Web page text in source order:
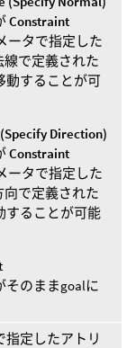
Constraint
ータで指定した
で定義された
動することが可
Direction)
Constraint
ータで指定した
で定義された
することが可能
そのままgoalに
指定したアトリ